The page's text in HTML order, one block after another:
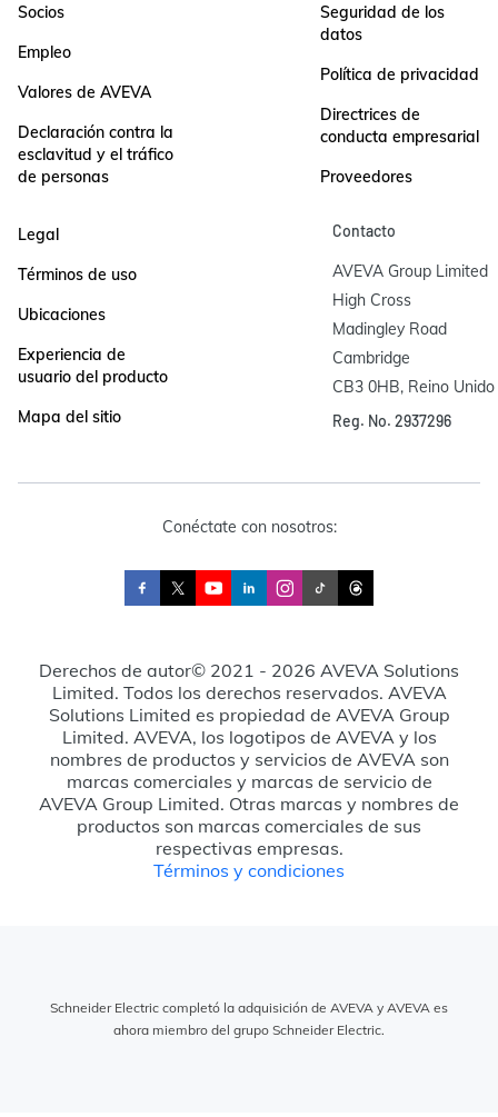
Socios
Empleo
Valores de AVEVA
Declaración contra la
esclavitud y el tráfico
de personas
Seguridad de los
datos
Política de privacidad
Directrices de
conducta empresarial
Proveedores
Legal
Términos de uso
Ubicaciones
Experiencia de
usuario del producto
Mapa del sitio
Contacto
AVEVA Group Limited
High Cross
Madingley Road
Cambridge
CB3 0HB, Reino Unido
Reg. No. 2937296
Conéctate con nosotros:
Derechos de autor© 2021 - 2026 AVEVA Solutions
Limited. Todos los derechos reservados. AVEVA
Solutions Limited es propiedad de AVEVA Group
Limited. AVEVA, los logotipos de AVEVA y los
nombres de productos y servicios de AVEVA son
marcas comerciales y marcas de servicio de
AVEVA Group Limited. Otras marcas y nombres de
productos son marcas comerciales de sus
respectivas empresas.
Términos y condiciones
Schneider Electric completó la adquisición de AVEVA y AVEVA es
ahora miembro del grupo Schneider Electric.